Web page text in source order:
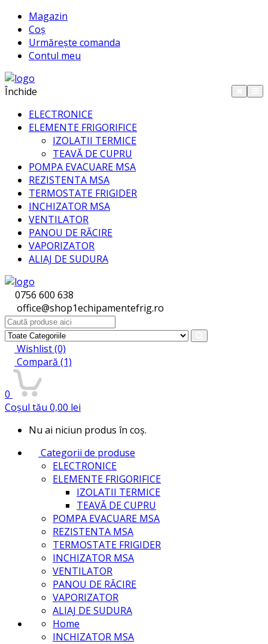
Magazin
Coș
Urmărește comanda
Contul meu
Închide
ELECTRONICE
ELEMENTE FRIGORIFICE
IZOLATII TERMICE
TEAVĂ DE CUPRU
POMPA EVACUARE MSA
REZISTENTA MSA
TERMOSTATE FRIGIDER
INCHIZATOR MSA
VENTILATOR
PANOU DE RĂCIRE
VAPORIZATOR
ALIAJ DE SUDURA
0756 600 638
office@shop1echipamentefrig.ro
Search
for:
Wishlist(0)
Compară (1)
0
Coșul tău 0,00 lei
Nu ai niciun produs în coș.
Categorii de produse
ELECTRONICE
ELEMENTE FRIGORIFICE
IZOLATII TERMICE
TEAVĂ DE CUPRU
POMPA EVACUARE MSA
REZISTENTA MSA
TERMOSTATE FRIGIDER
INCHIZATOR MSA
VENTILATOR
PANOU DE RĂCIRE
VAPORIZATOR
ALIAJ DE SUDURA
Home
INCHIZATOR MSA